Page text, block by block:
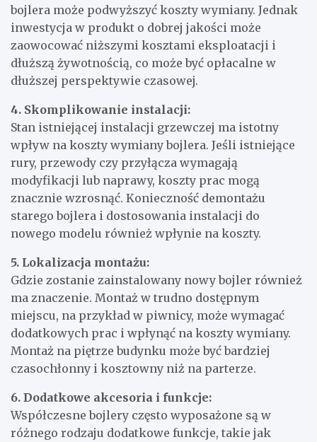
bojlera może podwyższyć koszty wymiany. Jednak
inwestycja w produkt o dobrej jakości może
zaowocować niższymi kosztami eksploatacji i
dłuższą żywotnością, co może być opłacalne w
dłuższej perspektywie czasowej.
4. Skomplikowanie instalacji:
Stan istniejącej instalacji grzewczej ma istotny
wpływ na koszty wymiany bojlera. Jeśli istniejące
rury, przewody czy przyłącza wymagają
modyfikacji lub naprawy, koszty prac mogą
znacznie wzrosnąć. Konieczność demontażu
starego bojlera i dostosowania instalacji do
nowego modelu również wpłynie na koszty.
5. Lokalizacja montażu:
Gdzie zostanie zainstalowany nowy bojler również
ma znaczenie. Montaż w trudno dostępnym
miejscu, na przykład w piwnicy, może wymagać
dodatkowych prac i wpłynąć na koszty wymiany.
Montaż na piętrze budynku może być bardziej
czasochłonny i kosztowny niż na parterze.
6. Dodatkowe akcesoria i funkcje:
Współczesne bojlery często wyposażone są w
różnego rodzaju dodatkowe funkcje, takie jak